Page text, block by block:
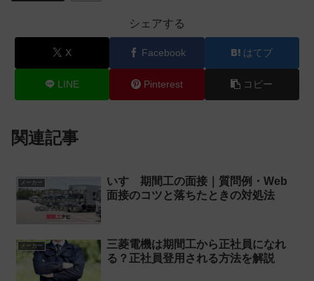
シェアする
X Facebook はてブ
LINE Pinterest コピー
関連記事
メーカー
いすゞ期間工の面接｜質問例・Web
面接のコツと落ちたときの対処法
メーカー
三菱電機は期間工から正社員になれ
る？正社員登用される方法を解説